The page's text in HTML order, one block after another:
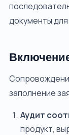
документы
заполнение
Аудит
продукт,